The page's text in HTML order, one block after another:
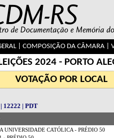
| COMPOSIÇÃO DA CÂMARA|
2024 - PORTO
VOTAÇÃO POR LOCAL
12222 | PDT
UNIVERSIDADE CATÓLICA - PRÉDIO 50